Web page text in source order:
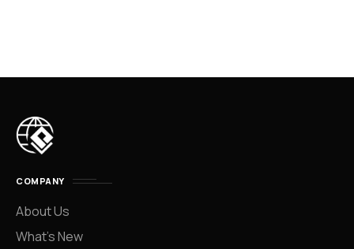
COMPANY
About Us
What’s New